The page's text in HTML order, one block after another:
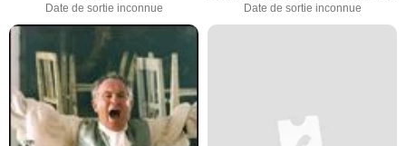
Date de sortie inconnue Date de sortie inconnue